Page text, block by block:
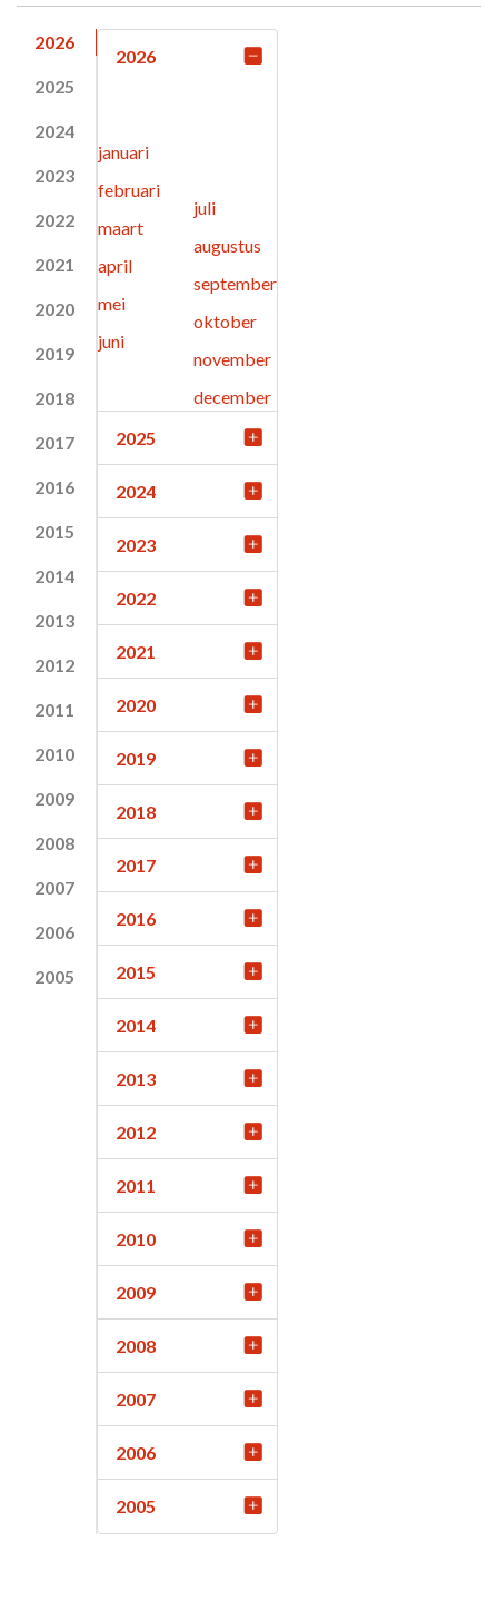
2026
2025
2024
2023
2022
2021
2020
2019
2018
2017
2016
2015
2014
2013
2012
2011
2010
2009
2008
2007
2006
2005
2026
januari
februari
maart
april
mei
juni
juli
augustus
september
oktober
november
december
2025
2024
2023
2022
2021
2020
2019
2018
2017
2016
2015
2014
2013
2012
2011
2010
2009
2008
2007
2006
2005